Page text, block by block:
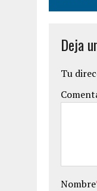
Deja
Tu
Nombre